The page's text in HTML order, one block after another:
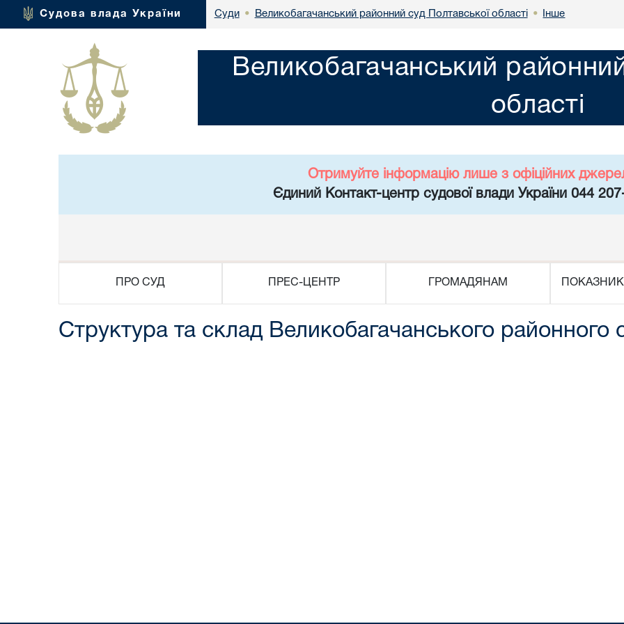
Судова влада України Суди • Великобагачанський районний суд Полтавської області • Інше
Великобагачанський
області
Отримуйте інформацію лише з офіційних
Єдиний Контакт-центр судової влади України 044
ПРО СУД ПРЕС-ЦЕНТР ГРОМАДЯНАМ
Структура та склад Великобагачанського районного